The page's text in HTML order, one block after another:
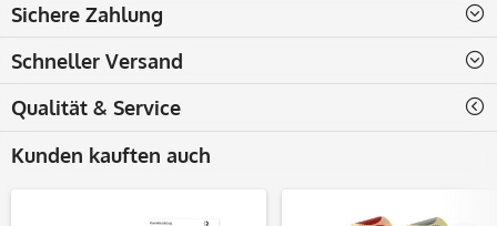
Sichere Zahlung
Schneller Versand
Qualität & Service
Kunden kauften auch